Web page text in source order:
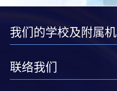
人资料概不负责。
3. VISA / Mastercard
申请人可亲临学院任何一所
Mastercard（包括「香港大
Mastercard卡」）缴付学费
我们的学校及附属
联络我们